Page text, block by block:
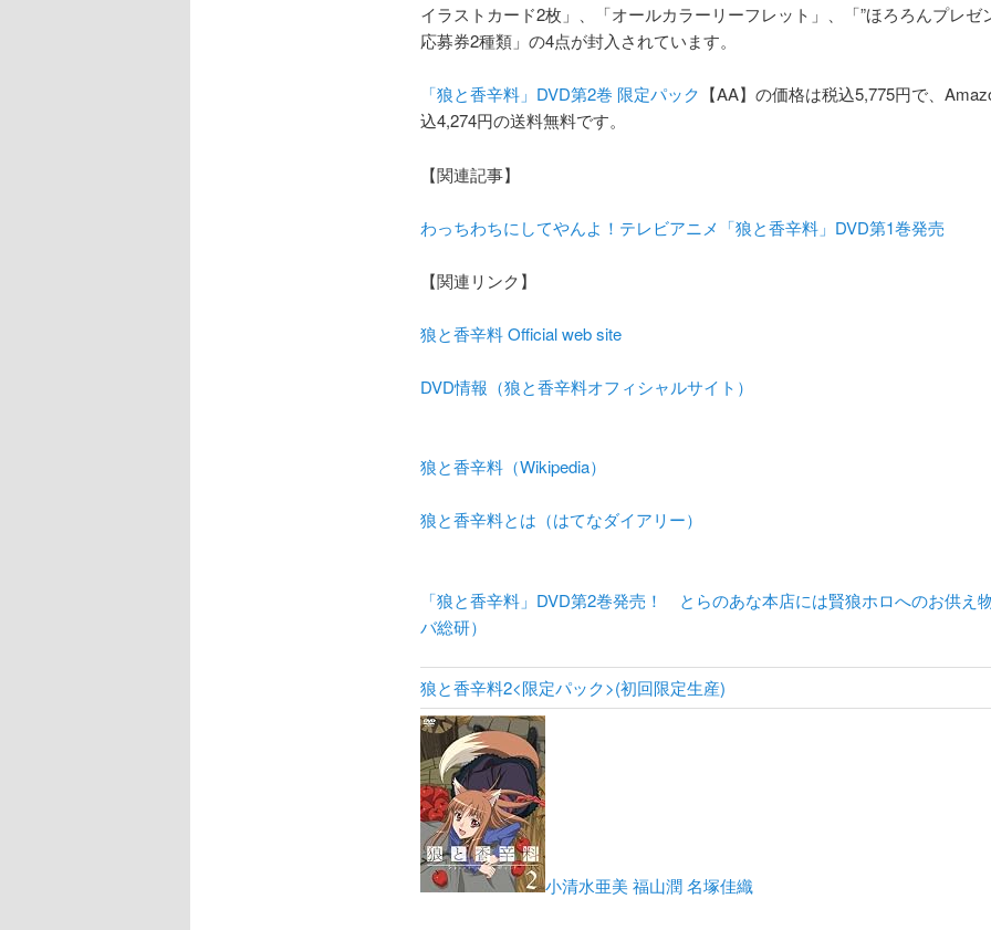
イラストカード2枚」、「オールカラーリーフレット」、「”ほろろんプレゼ
応募券2種類」の4点が封入されています。
「狼と香辛料」DVD第2巻 限定パック 【AA】の価格は税込5,775円で、
込4,274円の送料無料です。
【関連記事】
わっちわちにしてやんよ！テレビアニメ「狼と香辛料」DVD第1巻発売
【関連リンク】
狼と香辛料 Official web site
DVD情報（狼と香辛料オフィシャルサイト）
狼と香辛料（Wikipedia）
狼と香辛料とは（はてなダイアリー）
「狼と香辛料」DVD第2巻発売！ とらのあな本店には賢狼ホロへのお供え
バ総研）
狼と香辛料2<限定パック>(初回限定生産)
小清水亜美 福山潤 名塚佳織